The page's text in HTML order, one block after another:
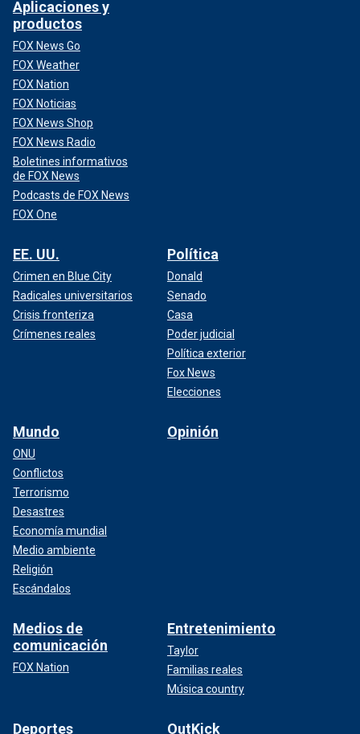
Aplicaciones y
productos
FOX News Go
FOX Weather
FOX Nation
FOX Noticias
FOX News Shop
FOX News Radio
Boletines informativos
de FOX News
Podcasts de FOX News
FOX One
EE. UU.
Crimen en Blue City
Radicales universitarios
Crisis fronteriza
Crímenes reales
Política
Donald
Senado
Casa
Poder judicial
Política exterior
Fox News
Elecciones
Mundo
ONU
Conflictos
Terrorismo
Desastres
Economía mundial
Medio ambiente
Religión
Escándalos
Opinión
Medios de
comunicación
FOX Nation
Entretenimiento
Taylor
Familias reales
Música country
Deportes OutKick